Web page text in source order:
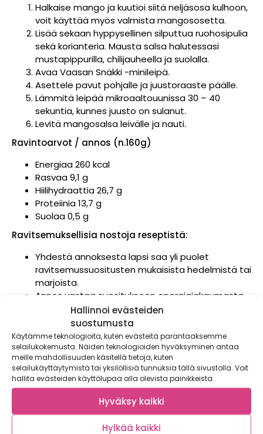
Hallinnoi evästeiden
suostumusta
Käytämme teknologioita, kuten evästeitä parantaaksemme
selailukokemusta. Näiden teknologioiden hyväksyminen antaa
meille mahdollisuuden käsitellä tietoja, kuten
selailukäyttäytymistä tai yksilöllisiä tunnuksia tällä sivustolla. Voit
hallita evästeiden käyttölupaa alla olevista painikkeista.
Hyväksy kaikki
Hylkää kaikki
Halkaise mango ja kuutioi siitä neljäsosa kulhoon,
voit käyttää myös valmista mangososetta.
Lisää sekaan hyppysellinen silputtua ruohosipulia
sekä korianteria. Mausta salsa halutessasi
mustapippurilla, chilijauheella ja suolalla.
Avaa Vaasan Snäkki -minileipä.
Asettele pavut pohjalle ja juustoraaste päälle.
Lämmitä leipää mikroaaltouunissa 30 – 40
sekuntia, kunnes juusto on sulanut.
Levitä mangosalsa leivälle ja nauti.
Ravintoarvot / annos (n.160g)
Energiaa 260 kcal
Rasvaa 9,1 g
Hiilihydraattia 26,7 g
Proteiinia 13,7 g
Suolaa 0,5 g
Ravitsemuksellisia nostoja reseptistä:
Yhdestä annoksesta lapsi saa yli puolet
ravitsemussuositusten mukaisista hedelmistä tai
marjoista.
Annos vastaa suositukseen energiajakaumasta
yli 2 vuotiaiden murrosikään saakka proteiineista
10 – 20 E%, rasvoista 25-30 E% ja hiilihydraateista
50-60 E%.
Yleensä kaupassa myytävät mangot painavat
noin 200 – 500 grammaa, joten kokonaista
hedelmää ei saa mahdutettua leivän väliin.
Mango kannattaa kuitenkin kuutioida kerralla ja
se säilyy kannellisessa rasiassa jääkaapissa. Kun
maku on lapselle tuttu, niin loput mangokuutiot
voi laittaa vaikkapa iltapuuron sekaan.